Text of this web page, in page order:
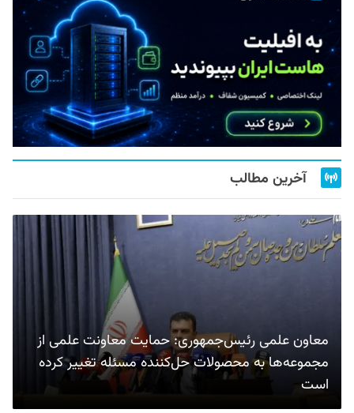
آخرین مطالب
معاون علمی رئیس‌جمهوری: حمایت معاونت علمی از
مجموعه‌ها به محصولات حل‌کننده مسئله تغییر کرده
است